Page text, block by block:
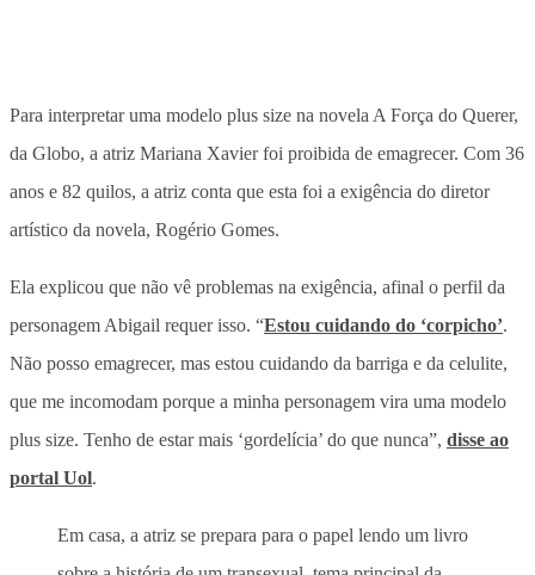
Para interpretar uma modelo plus size na novela A Força do Querer,
da Globo, a atriz Mariana Xavier foi proibida de emagrecer. Com 36
anos e 82 quilos, a atriz conta que esta foi a exigência do diretor
artístico da novela, Rogério Gomes.
Ela explicou que não vê problemas na exigência, afinal o perfil da
personagem Abigail requer isso. “Estou cuidando do ‘corpicho’.
Não posso emagrecer, mas estou cuidando da barriga e da celulite,
que me incomodam porque a minha personagem vira uma modelo
plus size. Tenho de estar mais ‘gordelícia’ do que nunca”, disse ao
portal Uol.
Em casa, a atriz se prepara para o papel lendo um livro